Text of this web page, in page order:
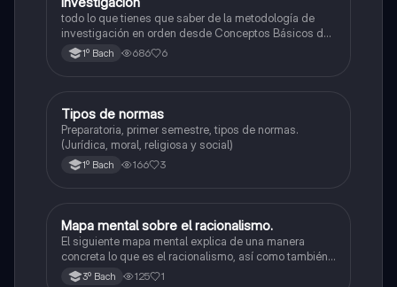
todo lo que tienes que saber de la metodología de
investigación en orden desde Conceptos Básicos de
metodología de la investigación hasta resultados de
un proyecto y estilos de referencias
1º Bach 686 6
Ética y valores
Tipos de normas
Preparatoria, primer semestre, tipos de normas.
(Jurídica, moral, religiosa y social)
1º Bach 166 3
Introducción a las ciencias sociales
Mapa mental sobre el racionalismo.
El siguiente mapa mental explica de una manera
concreta lo que es el racionalismo, así como también
los silogismos inductivos y deductivos.
3º Bach 125 1